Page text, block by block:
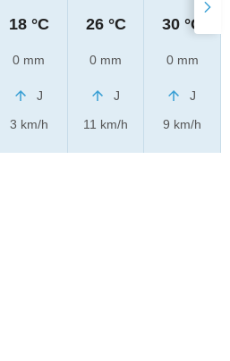
18 °C
0 mm
J
3 km/h
26 °C
0 mm
J
11 km/h
30 °C
0 mm
J
9 km/h